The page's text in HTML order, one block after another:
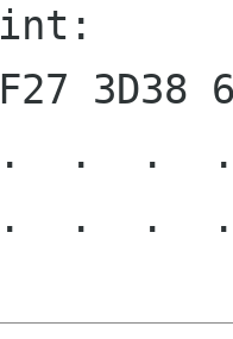
3D38
.  .
.  .